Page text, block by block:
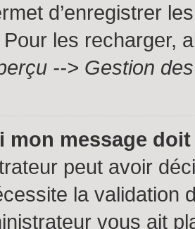
d’enregistrer
les recharger,
--> Gestion
mon message
peut avoir
la validation
vous ait